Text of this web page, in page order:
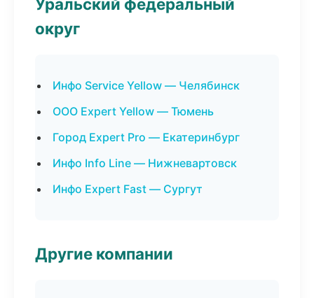
Уральский федеральный
округ
Инфо Service Yellow — Челябинск
ООО Expert Yellow — Тюмень
Город Expert Pro — Екатеринбург
Инфо Info Line — Нижневартовск
Инфо Expert Fast — Сургут
Другие компании